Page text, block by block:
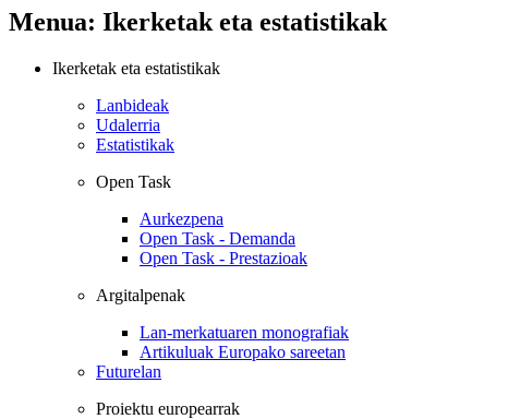
Menua: Ikerketak eta estatistikak
Ikerketak eta estatistikak
Lanbideak
Udalerria
Estatistikak
Open Task
Aurkezpena
Open Task - Demanda
Open Task - Prestazioak
Argitalpenak
Lan-merkatuaren monografiak
Artikuluak Europako sareetan
Futurelan
Proiektu europearrak